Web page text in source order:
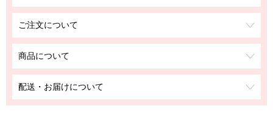
ご注文について
商品について
配送・お届けについて